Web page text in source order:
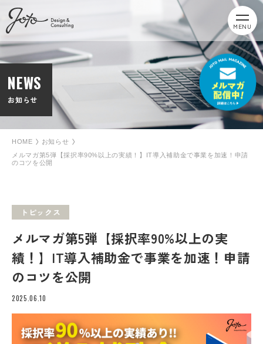
MENU
NEWS
お知らせ
HOME
お知らせ
メルマガ第5弾【採択率90%以上の実績！】IT導入補助金で事業を加速！申請
のコツを公開
トピックス
メルマガ第5弾【採択率90%以上の実
績！】IT導入補助金で事業を加速！申請
のコツを公開
2025.06.10